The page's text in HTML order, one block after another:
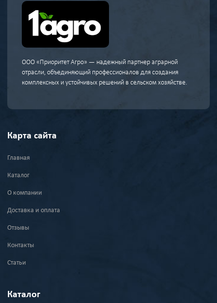
ООО «Приоритет Агро» — надежный партнер аграрной
отрасли, объединяющий профессионалов для создания
комплексных и устойчивых решений в сельском хозяйстве.
Карта сайта
Главная
Каталог
О компании
Доставка и оплата
Отзывы
Контакты
Статьи
Каталог